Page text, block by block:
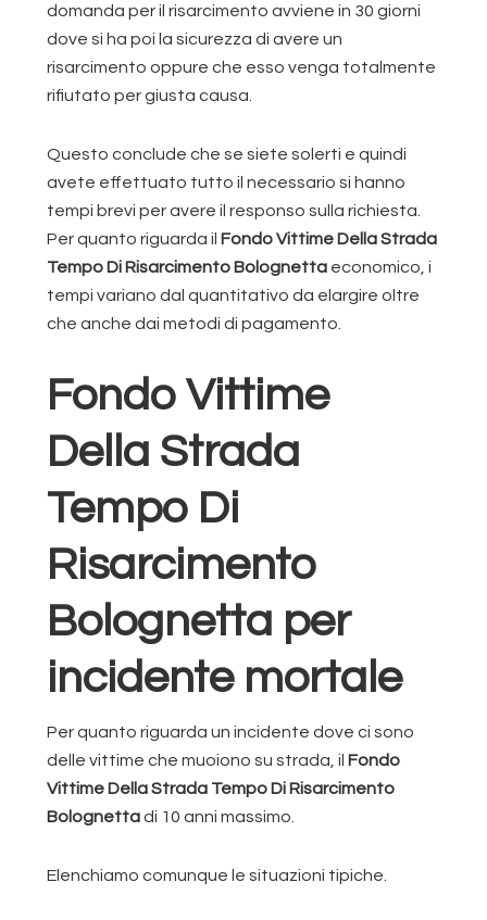
domanda per il risarcimento avviene in 30 giorni
dove si ha poi la sicurezza di avere un
risarcimento oppure che esso venga totalmente
rifiutato per giusta causa.
Questo conclude che se siete solerti e quindi
avete effettuato tutto il necessario si hanno
tempi brevi per avere il responso sulla richiesta.
Per quanto riguarda il Fondo Vittime Della Strada
Tempo Di Risarcimento Bolognetta economico, i
tempi variano dal quantitativo da elargire oltre
che anche dai metodi di pagamento.
Fondo Vittime
Della Strada
Tempo Di
Risarcimento
Bolognetta per
incidente mortale
Per quanto riguarda un incidente dove ci sono
delle vittime che muoiono su strada, il Fondo
Vittime Della Strada Tempo Di Risarcimento
Bolognettadi 10 anni massimo.
Elenchiamo comunque le situazioni tipiche.